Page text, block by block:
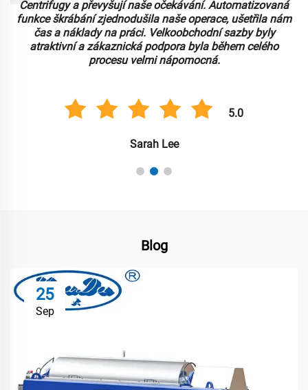
Centrifugy a převyšují naše očekávání. Automatizovaná
funkce škrábání zjednodušila naše operace, ušetřila nám
čas a náklady na práci. Velkoobchodní sazby byly
atraktivní a zákaznická podpora byla během celého
procesu velmi nápomocná.
5.0
Sarah Lee
Blog
25
Sep